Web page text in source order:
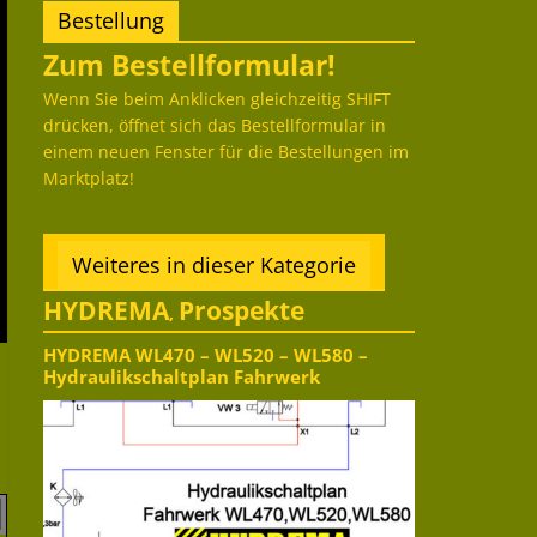
Bestellung
Zum Bestellformular!
Wenn Sie beim Anklicken gleichzeitig SHIFT
drücken, öffnet sich das Bestellformular in
einem neuen Fenster für die Bestellungen im
Marktplatz!
Weiteres in dieser Kategorie
HYDREMA, Prospekte
HYDREMA WL470 – WL520 – WL580 –
Hydraulikschaltplan Fahrwerk